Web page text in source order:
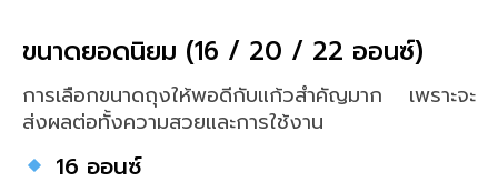
ขนาดยอดนิยม (16 / 20 / 22 ออนซ์)
การเลือกขนาดถุงให้พอดีกับแก้วสำคัญมาก เพราะจะ
ส่งผลต่อทั้งความสวยและการใช้งาน
16 ออนซ์